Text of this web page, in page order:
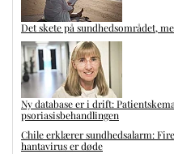
Det skete på sundhedsområdet,
Ny database er i drift:
psoriasisbehandlingen
Chile erklærer sundhedsalarm:
hantavirus er døde